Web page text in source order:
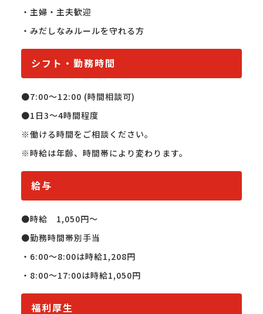
・主婦・主夫歓迎
・みだしなみルールを守れる方
シフト・勤務時間
●7:00〜12:00 (時間相談可)
●1日3～4時間程度
※働ける時間をご相談ください。
※時給は年齢、時間帯により変わります。
給与
●時給　1,050円〜
●勤務時間帯別手当
・6:00〜8:00は時給1,208円
・8:00〜17:00は時給1,050円
福利厚生